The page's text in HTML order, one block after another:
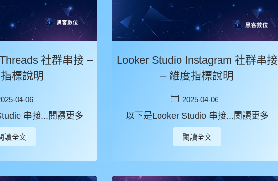
社群串接 –
標說明
04-06
串接...閱讀更多
讀全文
Looker Studio Instagram 社群串接
– 維度指標說明
2025-04-06
以下是Looker Studio 串接...閱讀更多
閱讀全文